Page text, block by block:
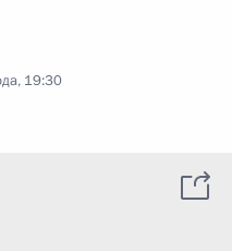
19:30